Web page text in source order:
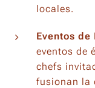
locales.
Eventos de
eventos de
chefs
fusionan la